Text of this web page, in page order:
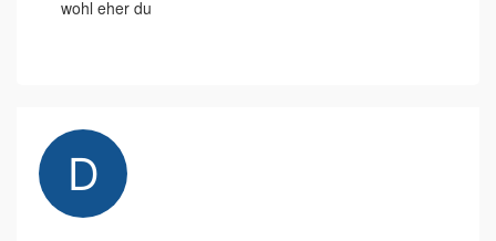
wohl eher du